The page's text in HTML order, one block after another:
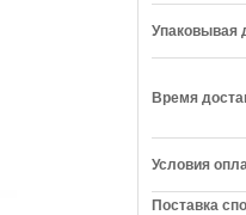
Упаковывая
Время
Условия
Поставка